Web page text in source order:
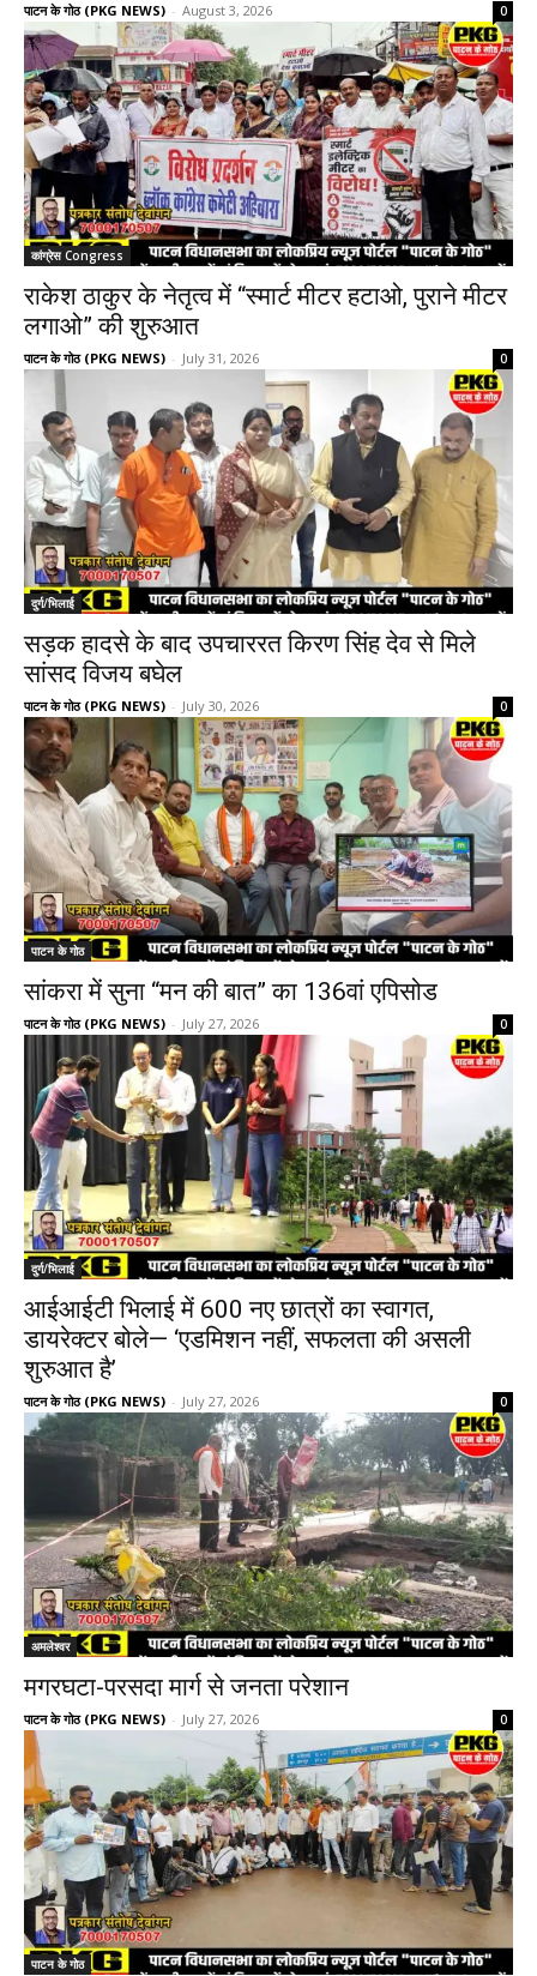
पाटन के गोठ (PKG NEWS) - August 3, 2026 0
कांग्रेस Congress
राकेश ठाकुर के नेतृत्व में “स्मार्ट मीटर हटाओ, पुराने मीटर
लगाओ” की शुरुआत
पाटन के गोठ (PKG NEWS) - July 31, 2026 0
दुर्ग/भिलाई
सड़क हादसे के बाद उपचाररत किरण सिंह देव से मिले
सांसद विजय बघेल
पाटन के गोठ (PKG NEWS) - July 30, 2026 0
पाटन के गोठ
सांकरा में सुना “मन की बात” का 136वां एपिसोड
पाटन के गोठ (PKG NEWS) - July 27, 2026 0
दुर्ग/भिलाई
आईआईटी भिलाई में 600 नए छात्रों का स्वागत,
डायरेक्टर बोले— ‘एडमिशन नहीं, सफलता की असली
शुरुआत है’
पाटन के गोठ (PKG NEWS) - July 27, 2026 0
अमलेश्वर
मगरघटा-परसदा मार्ग से जनता परेशान
पाटन के गोठ (PKG NEWS) - July 27, 2026 0
पाटन के गोठ